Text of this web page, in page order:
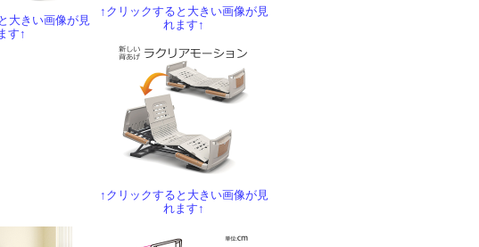
大きい画像が見
す↑
↑クリックすると大きい画像が見
れます↑
↑クリックすると大きい画像が見
れます↑